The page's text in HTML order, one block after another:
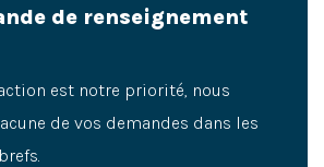
de renseignement
est notre priorité, nous
de vos demandes dans les